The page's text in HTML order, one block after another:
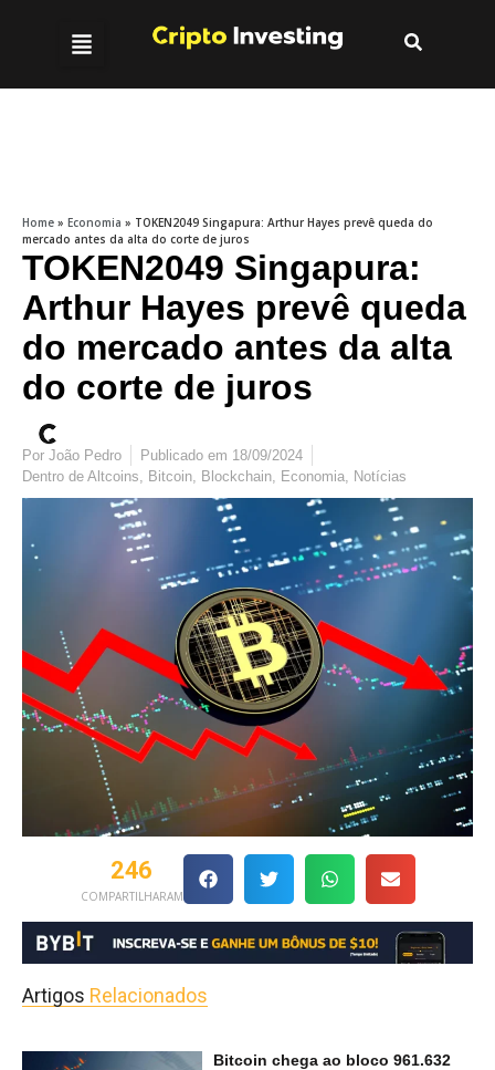
Home » Economia » TOKEN2049 Singapura: Arthur Hayes prevê queda do
mercado antes da alta do corte de juros
TOKEN2049 Singapura:
Arthur Hayes prevê queda
do mercado antes da alta
do corte de juros
Por João Pedro Publicado em 18/09/2024
Dentro de Altcoins, Bitcoin, Blockchain, Economia, Notícias
COMPARTILHARAM
246
Artigos Relacionados
Bitcoin chega ao bloco 961.632